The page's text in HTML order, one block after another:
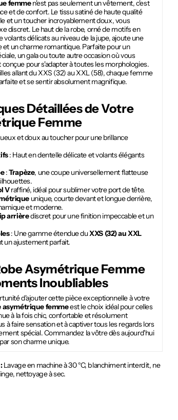
femmen'est pas seulement un vêtement, c'est
et de confort. Le tissu satiné de haute qualité
et un toucher incroyablement doux, vous
discret. Le haut de la robe, orné de motifs en
délicats au niveau de la jupe, ajoute une
et un charme romantique. Parfaite pour un
un gala ou toute autre occasion où vous
conçue pour s'adapter à toutes les morphologies.
allant du XXS (32) au XXL (58), chaque femme
et se sentir absolument magnifique.
Détaillées de Votre
Femme
et doux au toucher pour une brillance
: Haut en dentelle délicate et volants élégants
:Trapèze, une coupe universellement flatteuse
Vraffiné, idéal pour sublimer votre port de tête.
unique, courte devant et longue derrière,
et moderne.
arrièrediscret pour une finition impeccable et un
: Une gamme étendue duXXS (32) au XXL
un ajustement parfait.
Asymétrique Femme
Inoubliables
d'ajouter cette pièce exceptionnelle à votre
asymétrique femmeest le choix idéal pour celles
à la fois chic, confortable et résolument
à faire sensation et à captiver tous les regards lors
spécial. Commandez la vôtre dès aujourd'hui
son charme unique.
Lavage en machine à 30 °C, blanchiment interdit, ne
nettoyage à sec.